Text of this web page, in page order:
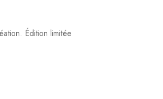
Édition limitée